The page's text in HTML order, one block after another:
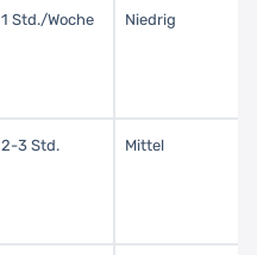
1 Std./Woche Niedrig
2-3 Std. Mittel